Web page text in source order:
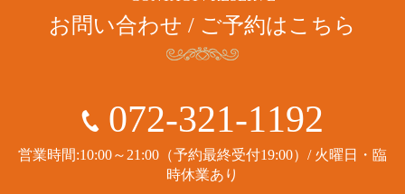
お問い合わせ / ご予約はこちら
072-321-1192
営業時間:10:00～21:00（予約最終受付19:00）/ 火曜日・臨
時休業あり